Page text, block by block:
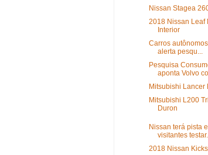
Nissan Stagea
2018 Nissan Leaf
Interior
Carros
alerta pesqu...
Pesquisa
aponta Volvo
Mitsubishi Lancer
Mitsubishi L200
Duron
Nissan terá pista
visitantes
2018 Nissan